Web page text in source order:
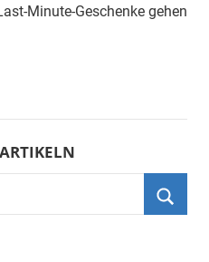
Minute-Geschenke gehen